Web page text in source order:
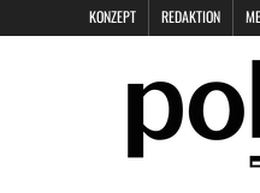
KONZEPT REDAKTION